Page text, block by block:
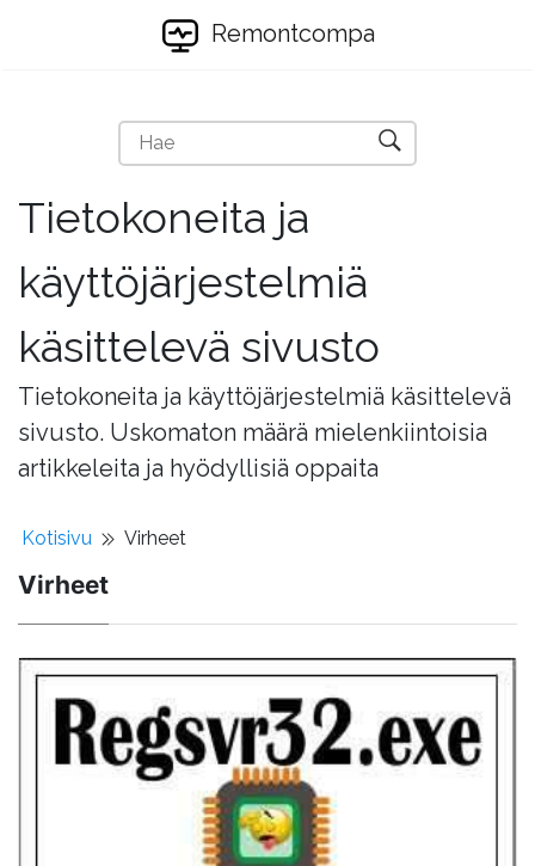
Remontcompa
Tietokoneita ja
käyttöjärjestelmiä
käsittelevä sivusto
Tietokoneita ja käyttöjärjestelmiä käsittelevä
sivusto. Uskomaton määrä mielenkiintoisia
artikkeleita ja hyödyllisiä oppaita
Kotisivu Virheet
Virheet